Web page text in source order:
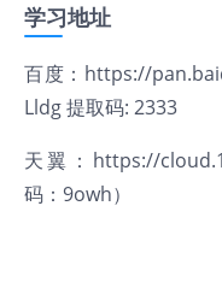
学习地址
百度： https://
Lldg提取码: 2333
天翼： https://
码：9owh）